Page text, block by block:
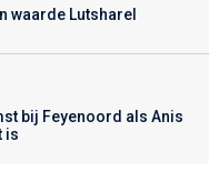
waarde Lutsharel
bij Feyenoord als Anis
is